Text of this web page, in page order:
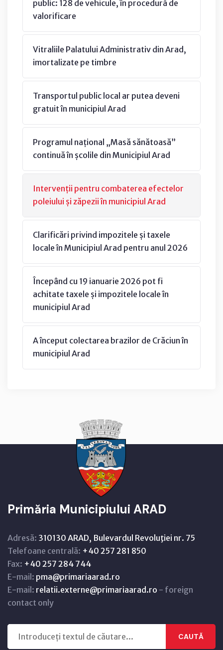
public: 128 de vehicule, în procedură de
valorificare
Vitraliile Palatului Administrativ din Arad,
imortalizate pe timbre
Transportul public local ar putea deveni
gratuit în municipiul Arad
Programul național „Masă sănătoasă”
continuă în școlile din Municipiul Arad
Intervenții pentru combaterea efectelor
poleiului și zăpezii în municipiul Arad
Clarificări privind impozitele și taxele
locale în Municipiul Arad pentru anul 2026
Începând cu 19 ianuarie 2026 pot fi
achitate taxele și impozitele locale în
municipiul Arad
A început colectarea brazilor de Crăciun în
municipiul Arad
Primăria Municipiului ARAD
Adresă: 310130 ARAD, Bulevardul Revoluţiei nr. 75
Telefoane centrală: +40 257 281 850
Fax: +40 257 284 744
E-mail: pma@primariaarad.ro
E-mail: relatii.externe@primariaarad.ro - foreign
contact only
CAUTĂ